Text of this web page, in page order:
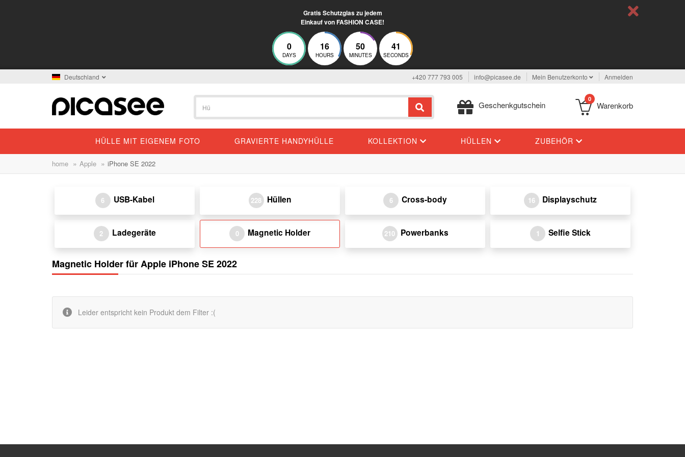
Gratis Schutzglas zu jedem
Einkauf von FASHION CASE!
0
DAYS
16
HOURS
50
MINUTES
41
SECONDS
Deutschland +420 777 793 005 info@picasee.de Mein Benutzerkonto Anmelden
Geschenkgutschein
0
Warenkorb
HÜLLE MIT EIGENEM FOTO GRAVIERTE HANDYHÜLLE KOLLEKTION HÜLLEN ZUBEHÖR
home » Apple » iPhone SE 2022
6 USB-Kabel 228 Hüllen 6 Cross-body 16 Displayschutz
2 Ladegeräte 0 Magnetic Holder 210 Powerbanks 1 Selfie Stick
Magnetic Holder für Apple iPhone SE 2022
Leider entspricht kein Produkt dem Filter :(